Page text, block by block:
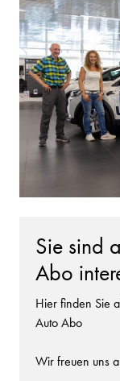
Sie sind
Abo
Hier finden Sie
Auto Abo
Wir freuen uns